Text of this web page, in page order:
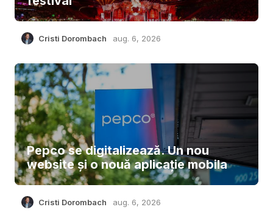
Cristi Dorombach aug. 6, 2026
Pepco se digitalizează. Un nou
website și o nouă aplicație mobila
Cristi Dorombach aug. 6, 2026